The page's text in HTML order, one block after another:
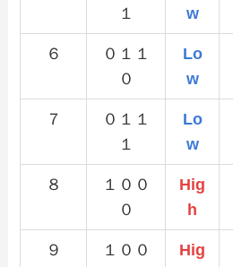
１
w
６
０１１
０
Lo
w
７
０１１
１
Lo
w
８
１００
０
Hig
h
９
１００
Hig